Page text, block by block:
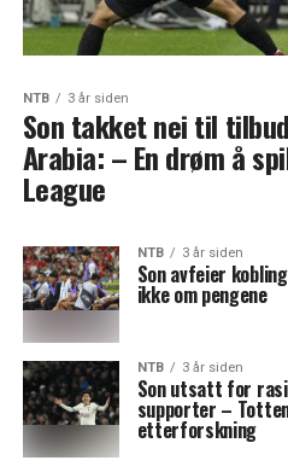
NTB 3 år siden
Son takket nei til
Arabia: – En drøm å
League
NTB 3 år siden
Son avfeier
ikke om pengene
NTB 3 år siden
Son utsatt for
supporter –
etterforskning